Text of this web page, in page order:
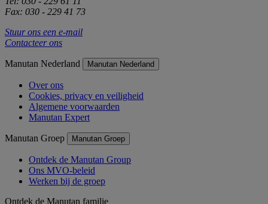
Fax: 030 - 229 41 73
Stuur ons een e-mail
Contacteer ons
Manutan Nederland Manutan Nederland
Over ons
Cookies, privacy en veiligheid
Algemene voorwaarden
Manutan Expert
Manutan Groep Manutan Groep
Ontdek de Manutan Group
Ons MVO-beleid
Werken bij de groep
Ontdek de Manutan familie